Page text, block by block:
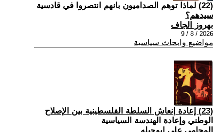
(22) ‏لماذا توهم الصداميون بانهم انتصروا في قادسية
سيدهم؟
بهروز الجاف
2026 / 8 / 9
مواضيع وابحاث سياسية
(23) إعادة إنعاش السلطة الفلسطينية بين الإصلاح
الوطني وإعادة الهندسة السياسية